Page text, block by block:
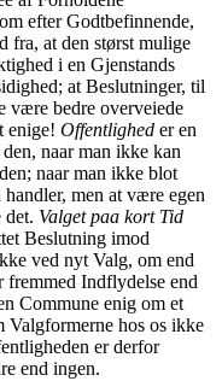
efter Godtbefinnende,
fra, at den størst mulige
i en Gjenstands
at Beslutninger, til
være bedre overveiede
enige! Offentlighed er en
naar man ikke kan
naar man ikke blot
men at være egen
det. Valget paa kort Tid
Beslutning imod
ved nyt Valg, om end
Indflydelse end
Commune enig om et
hos os ikke
er derfor
end ingen.